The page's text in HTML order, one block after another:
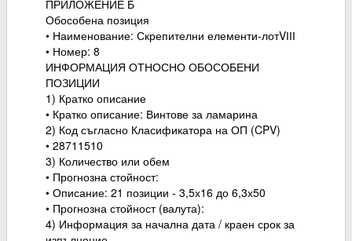
ПРИЛОЖЕНИЕ Б
Обособена позиция
• Наименование: Скрепителни елементи-лотVІІІ
• Номер: 8
ИНФОРМАЦИЯ ОТНОСНО ОБОСОБЕНИ
ПОЗИЦИИ
1) Кратко описание
• Кратко описание: Винтове за ламарина
2) Код съгласно Класификатора на ОП (CPV)
• 28711510
3) Количество или обем
• Прогнозна стойност:
• Описание: 21 позиции - 3,5х16 до 6,3х50
• Прогнозна стойност (валута):
4) Информация за начална дата / краен срок за